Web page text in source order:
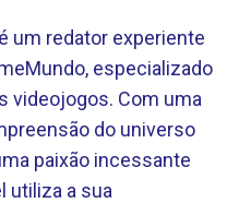
um redator experiente
especializado
videojogos. Com uma
do universo
paixão incessante
utiliza a sua